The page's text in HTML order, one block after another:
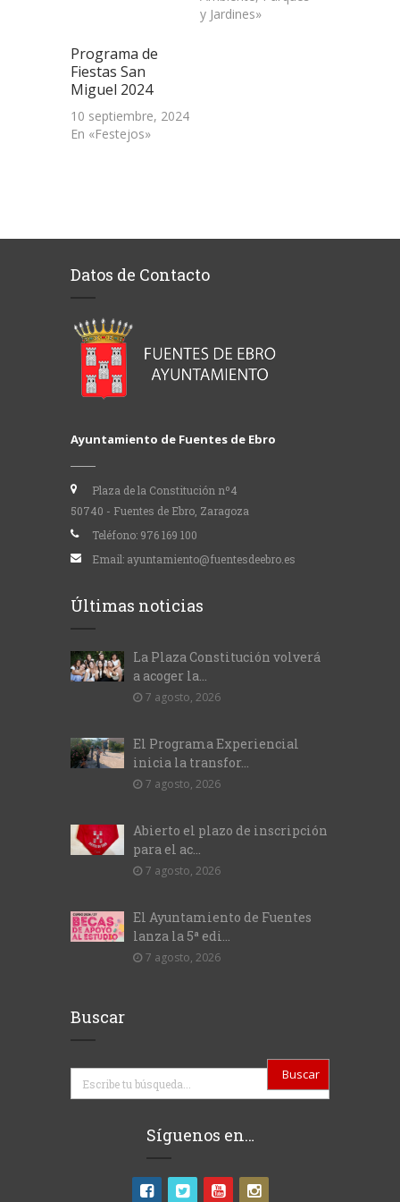
y Jardines»
Programa de
Fiestas San
Miguel 2024
10 septiembre, 2024
En «Festejos»
Datos de Contacto
Ayuntamiento de Fuentes de Ebro
Plaza de la Constitución nº4
50740 - Fuentes de Ebro, Zaragoza
Teléfono: 976 169 100
Email: ayuntamiento@fuentesdeebro.es
Últimas noticias
La Plaza Constitución volverá
a acoger la...
7 agosto, 2026
El Programa Experiencial
inicia la transfor...
7 agosto, 2026
Abierto el plazo de inscripción
para el ac...
7 agosto, 2026
El Ayuntamiento de Fuentes
lanza la 5ª edi...
7 agosto, 2026
Buscar
Buscar
Síguenos en…